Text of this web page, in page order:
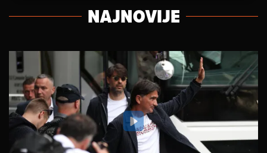
NAJNOVIJE